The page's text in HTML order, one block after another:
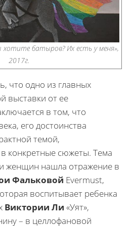
хотите батыров? Их есть у меня»,
2017г.
что одно из главных
выставки от ее
в том, что
его достоинства
темой,
в конкретные сюжеты. Тема
женщин нашла отражение в
Фальковой Evermust,
воспитывает ребенка
Виктории Ли «Уят»,
– в целлофановой